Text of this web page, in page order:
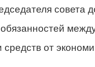
совета
от